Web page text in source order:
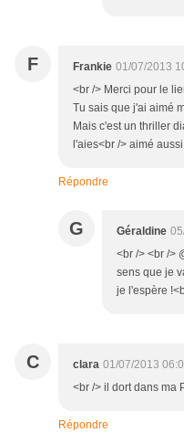
F Frankie 01/07/2013
<br /> Merci pour le
Tu sais que j'ai aimé
Mais c'est un thriller
l'aies<br /> aimé
Répondre
G Géraldine
<br /> <br />
sens que je
je l'espère
C clara 01/07/2013
<br /> il dort dans ma
Répondre